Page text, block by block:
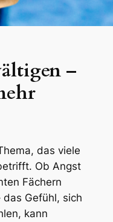
–
das viele
Ob Angst
Fächern
Gefühl, sich
kann